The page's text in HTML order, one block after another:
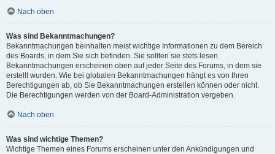
Nach oben
Was sind Bekanntmachungen?
Bekanntmachungen beinhalten meist wichtige Informationen zu dem Bereich
des Boards, in dem Sie sich befinden. Sie sollten sie stets lesen.
Bekanntmachungen erscheinen oben auf jeder Seite des Forums, in dem sie
erstellt wurden. Wie bei globalen Bekanntmachungen hängt es von Ihren
Berechtigungen ab, ob Sie Bekanntmachungen erstellen können oder nicht.
Die Berechtigungen werden von der Board-Administration vergeben.
Nach oben
Was sind wichtige Themen?
Wichtige Themen eines Forums erscheinen unter den Ankündigungen und